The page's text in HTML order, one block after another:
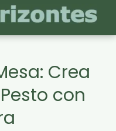
Crea
con